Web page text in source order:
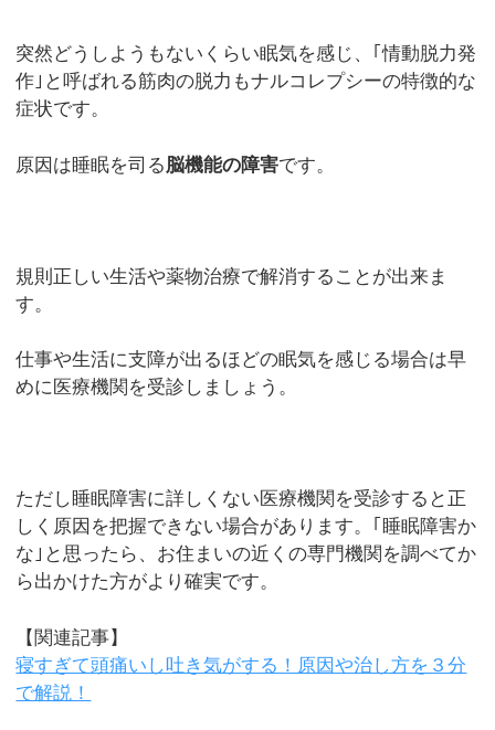
突然どうしようもないくらい眠気を感じ、｢情動脱力発
作｣と呼ばれる筋肉の脱力もナルコレプシーの特徴的な
症状です。
原因は睡眠を司る脳機能の障害です。
規則正しい生活や薬物治療で解消することが出来ま
す。
仕事や生活に支障が出るほどの眠気を感じる場合は早
めに医療機関を受診しましょう。
ただし睡眠障害に詳しくない医療機関を受診すると正
しく原因を把握できない場合があります。｢睡眠障害か
な｣と思ったら、お住まいの近くの専門機関を調べてか
ら出かけた方がより確実です。
【関連記事】
寝すぎて頭痛いし吐き気がする！原因や治し方を３分
で解説！